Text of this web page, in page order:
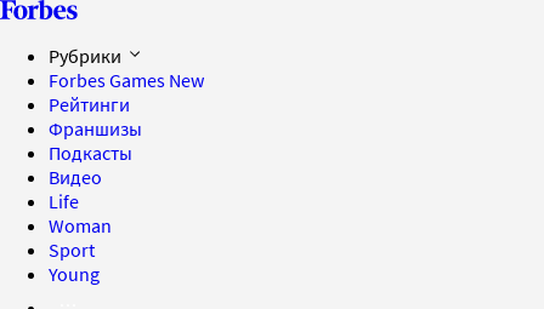
Рубрики
Forbes Games New
Рейтинги
Франшизы
Подкасты
Видео
Life
Woman
Sport
Young